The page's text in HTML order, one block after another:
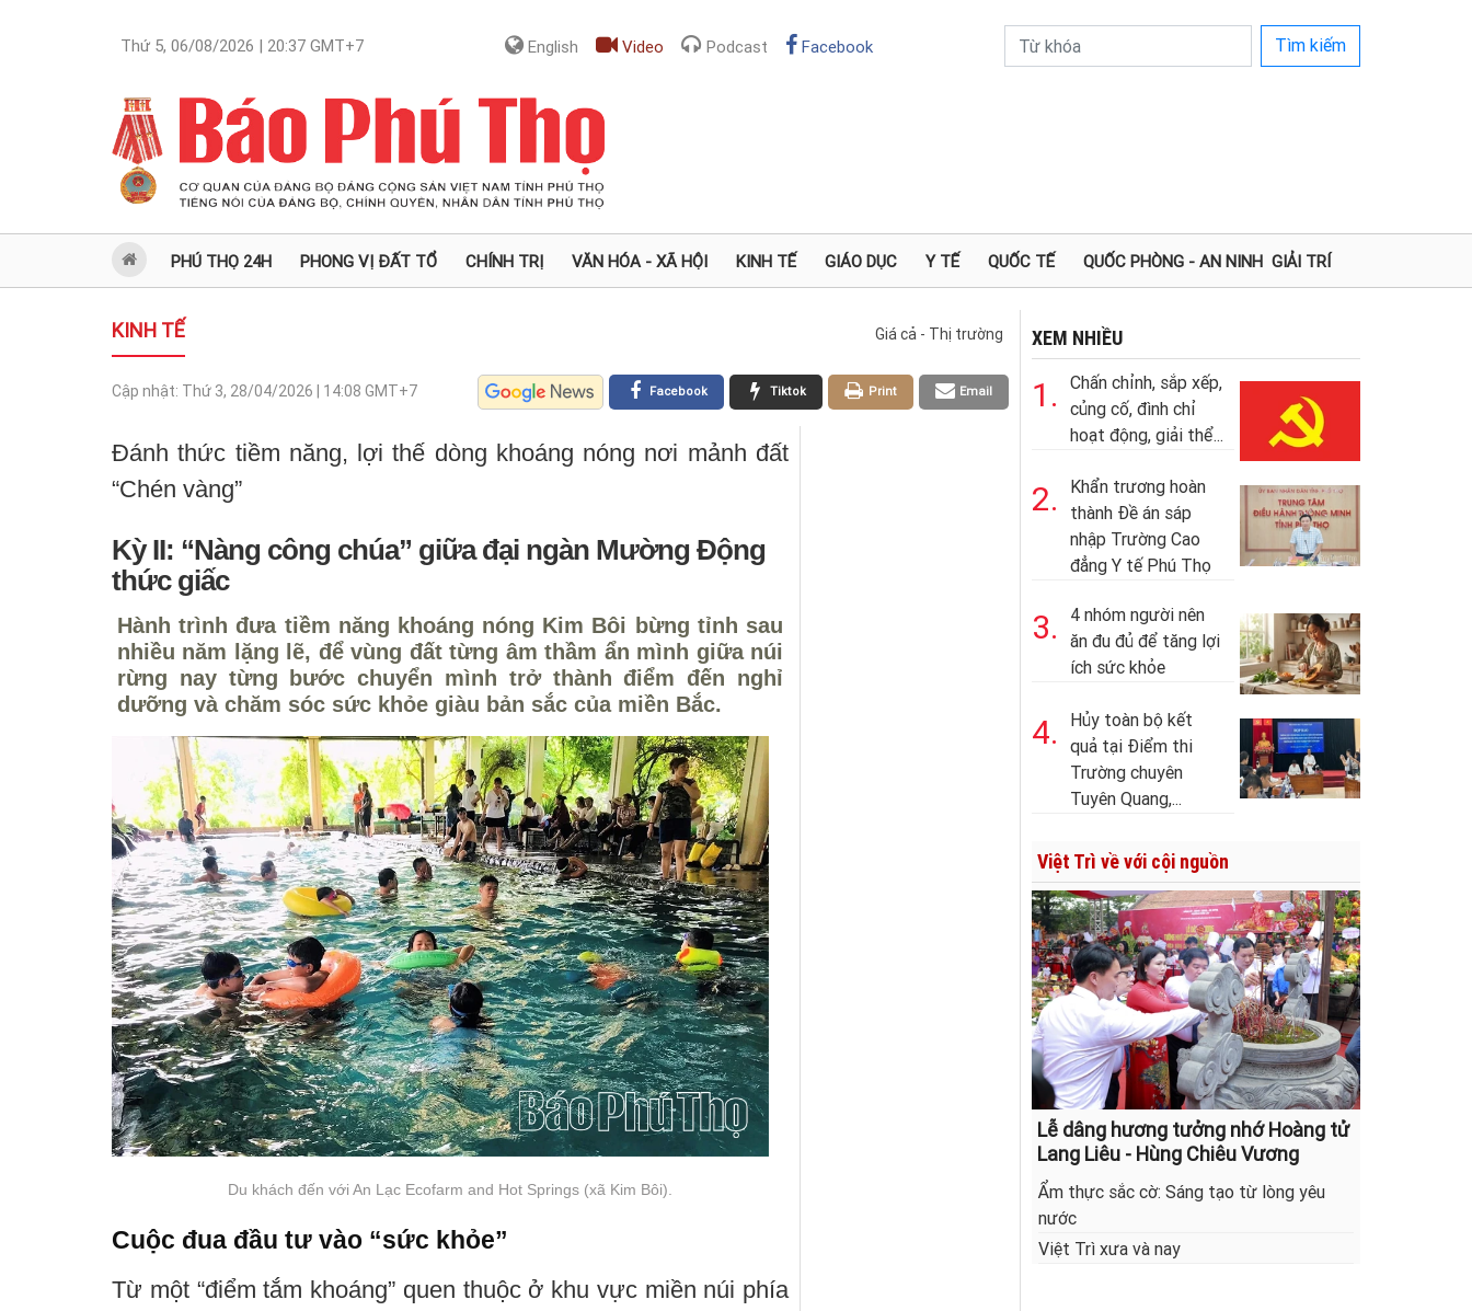
Thứ 5, 06/08/2026 | 20:37 GMT+7 English Video Podcast Facebook Tìm kiếm
PHÚ THỌ 24H PHONG VỊ ĐẤT TỔ CHÍNH TRỊ VĂN HÓA - XÃ HỘI KINH TẾ GIÁO DỤC Y TẾ QUỐC TẾ QUỐC PHÒNG - AN NINH GIẢI TRÍ
KINH TẾ Giá cả - Thị trường
Cập nhật: Thứ 3, 28/04/2026 | 14:08 GMT+7 Email
Print
Tiktok
Facebook
Đánh thức tiềm năng, lợi thế dòng khoáng nóng nơi mảnh đất
“Chén vàng”
Kỳ II: “Nàng công chúa” giữa đại ngàn Mường Động
thức giấc
Hành trình đưa tiềm năng khoáng nóng Kim Bôi bừng tỉnh sau
nhiều năm lặng lẽ, để vùng đất từng âm thầm ẩn mình giữa núi
rừng nay từng bước chuyển mình trở thành điểm đến nghỉ
dưỡng và chăm sóc sức khỏe giàu bản sắc của miền Bắc.
Du khách đến với An Lạc Ecofarm and Hot Springs (xã Kim Bôi).
Cuộc đua đầu tư vào “sức khỏe”
Từ một “điểm tắm khoáng” quen thuộc ở khu vực miền núi phía
XEM NHIỀU
1.
Chấn chỉnh, sắp xếp,
củng cố, đình chỉ
hoạt động, giải thể...
2.
Khẩn trương hoàn
thành Đề án sáp
nhập Trường Cao
đẳng Y tế Phú Thọ
3.
4 nhóm người nên
ăn đu đủ để tăng lợi
ích sức khỏe
4.
Hủy toàn bộ kết
quả tại Điểm thi
Trường chuyên
Tuyên Quang,...
Việt Trì về với cội nguồn
Lễ dâng hương tưởng nhớ Hoàng tử
Lang Liêu - Hùng Chiêu Vương
Ẩm thực sắc cờ: Sáng tạo từ lòng yêu
nước
Việt Trì xưa và nay